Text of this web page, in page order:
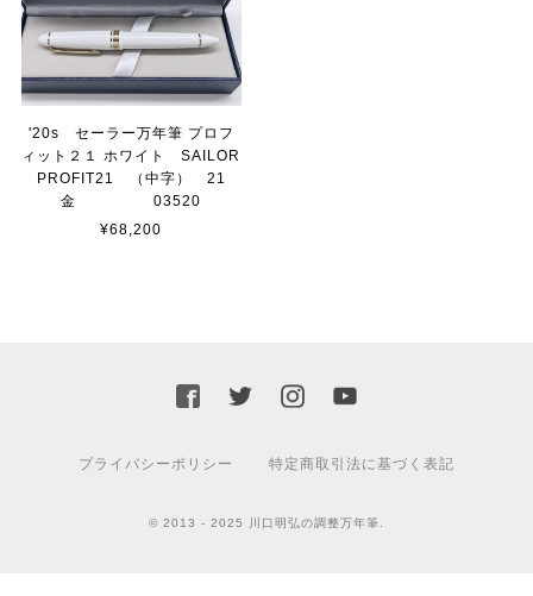
'20s セーラー万年筆 プロフ
ィット２１ ホワイト SAILOR
PROFIT21 （中字） 21
金 03520
¥68,200
プライバシーポリシー 特定商取引法に基づく表記
© 2013 - 2025 川口明弘の調整万年筆.